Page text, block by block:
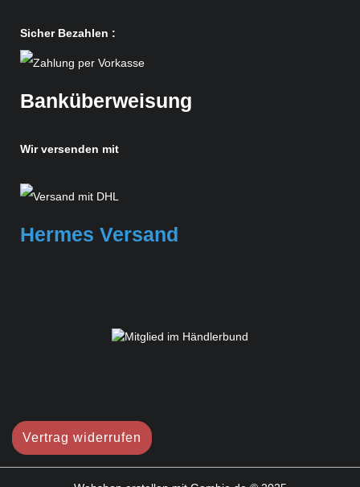
Sicher Bezahlen :
Banküberweisung
Wir versenden mit
Hermes Versand
Vertrag widerrufen